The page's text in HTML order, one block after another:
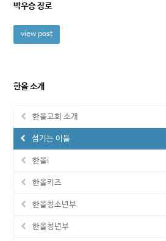
박우승 장로
view post
한올 소개
한올교회 소개
섬기는 이들
한올i
한올키즈
한올청소년부
한올청년부